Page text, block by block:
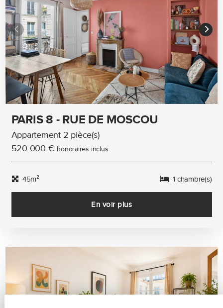
PARIS 8 - RUE DE MOSCOU
Appartement 2 pièce(s)
520 000 € honoraires inclus
45m² 1 chambre(s)
En voir plus